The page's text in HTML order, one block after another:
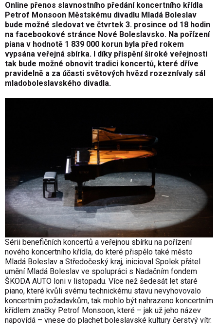
Online přenos slavnostního předání koncertního křídla
Petrof Monsoon Městskému divadlu Mladá Boleslav
bude možné sledovat ve čtvrtek 3. prosince od 18 hodin
na facebookové stránce Nové Boleslavsko. Na pořízení
piana v hodnotě 1 839 000 korun byla před rokem
vypsána veřejná sbírka. I díky přispění široké veřejnosti
tak bude možné obnovit tradici koncertů, které dříve
pravidelně a za účasti světových hvězd rozeznívaly sál
mladoboleslavského divadla.
Sérii benefičních koncertů a veřejnou sbírku na pořízení
nového koncertního křídla, do které přispělo také město
Mladá Boleslav a Středočeský kraj, inicioval Spolek přátel
umění Mladá Boleslav ve spolupráci s Nadačním fondem
ŠKODA AUTO loni v listopadu. Více než šedesát let staré
piano, které kvůli svému technickému stavu nevyhovovalo
koncertním požadavkům, tak mohlo být nahrazeno koncertním
křídlem značky Petrof Monsoon, které – jak už jeho název
napovídá – vnese do plachet boleslavské kultury čerstvý vítr.